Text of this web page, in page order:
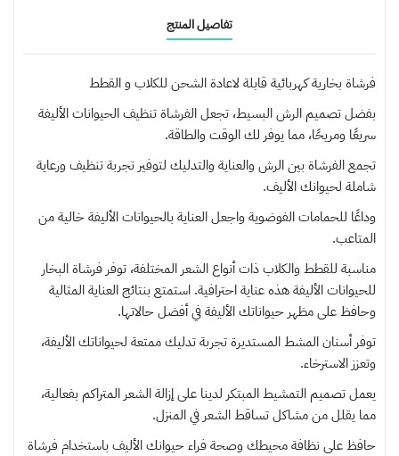
تفاصيل المنتج
فرشاة بخارية كهربائية قابلة لاعادة الشحن للكلاب و القطط
بفضل تصميم الرش البسيط، تجعل الفرشاة تنظيف الحيوانات الأليفة
سريعًا ومريحًا، مما يوفر لك الوقت والطاقة.
تجمع الفرشاة بين الرش والعناية والتدليك لتوفير تجربة تنظيف ورعاية
شاملة لحيوانك الأليف.
وداعًا للحمامات الفوضوية واجعل العناية بالحيوانات الأليفة خالية من
المتاعب.
مناسبة للقطط والكلاب ذات أنواع الشعر المختلفة، توفر فرشاة البخار
للحيوانات الأليفة هذه عناية احترافية. استمتع بنتائج العناية المثالية
وحافظ على مظهر حيواناتك الأليفة في أفضل حالاتها.
توفر أسنان المشط المستديرة تجربة تدليك ممتعة لحيواناتك الأليفة،
وتعزز الاسترخاء.
يعمل تصميم التمشيط المبتكر لدينا على إزالة الشعر المتراكم بفعالية،
مما يقلل من مشاكل تساقط الشعر في المنزل.
حافظ على نظافة محيطك وصحة فراء حيوانك الأليف باستخدام فرشاة